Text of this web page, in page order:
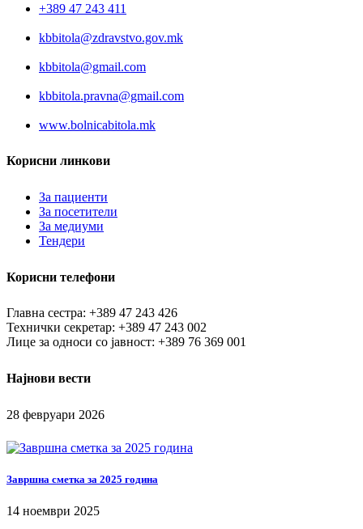
+389 47 243 411
kbbitola@zdravstvo.gov.mk
kbbitola@gmail.com
kbbitola.pravna@gmail.com
www.bolnicabitola.mk
Корисни линкови
За пациенти
За посетители
За медиуми
Тендери
Корисни телефони
Главна сестра: +389 47 243 426
Технички секретар: +389 47 243 002
Лице за односи со јавност: +389 76 369 001
Најнови вести
28 февруари 2026
Завршна сметка за 2025 година
14 ноември 2025